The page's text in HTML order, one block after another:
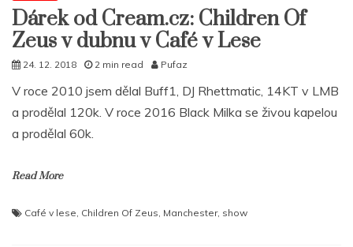
Dárek od Cream.cz: Children Of
Zeus v dubnu v Café v Lese
24. 12. 2018 2 min read Pufaz
V roce 2010 jsem dělal Buff1, DJ Rhettmatic, 14KT v LMB
a prodělal 120k. V roce 2016 Black Milka se živou kapelou
a prodělal 60k.
Read More
Café v lese Children Of Zeus Manchester, show